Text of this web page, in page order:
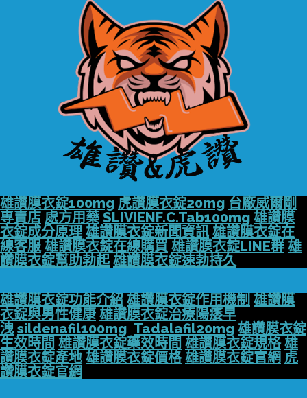
雄讚膜衣錠100mg 虎讚膜衣錠20mg 台廠威爾剛
專賣店 處方用藥 SLIVIENF.C.Tab100mg 雄讚膜
衣錠成分原理 雄讚膜衣錠新聞資訊 雄讚膜衣錠在
線客服 雄讚膜衣錠在線購買 雄讚膜衣錠LINE群 雄
讚膜衣錠幫助勃起 雄讚膜衣錠速勃持久
雄讚膜衣錠功能介紹 雄讚膜衣錠作用機制 雄讚膜
衣錠與男性健康 雄讚膜衣錠治療陽痿早
洩 sildenafil100mg Tadalafil20mg 雄讚膜衣錠
生效時間 雄讚膜衣錠藥效時間 雄讚膜衣錠規格 雄
讚膜衣錠產地 雄讚膜衣錠價格 雄讚膜衣錠官網 虎
讚膜衣錠官網